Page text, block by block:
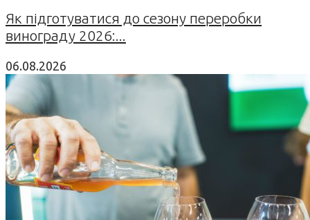
Як підготуватися до сезону переробки
винограду 2026:...
06.08.2026